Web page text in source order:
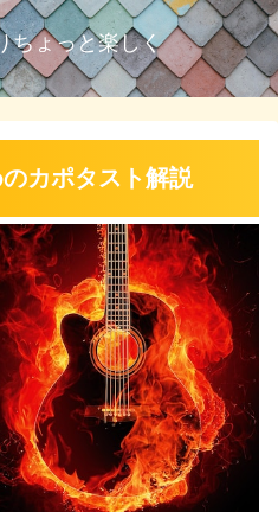
ちょっと楽しく
カポタスト解説